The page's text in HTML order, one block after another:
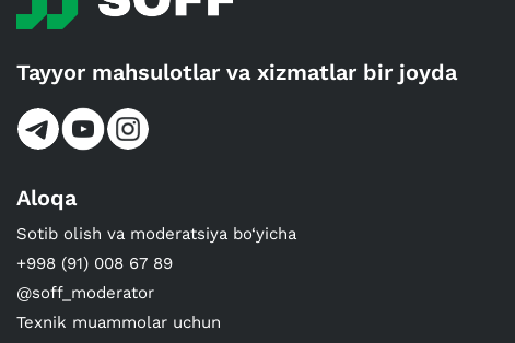
Tayyor mahsulotlar va xizmatlar bir joyda
Aloqa
Sotib olish va moderatsiya bo‘yicha
+998 (91) 008 67 89
@soff_moderator
Texnik muammolar uchun